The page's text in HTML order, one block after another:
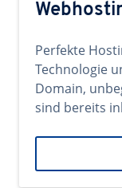
Perfekte
Technologie
Domain,
sind bereits